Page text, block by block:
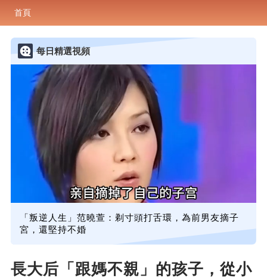
首頁
每日精選視頻
「叛逆人生」范曉萱：剃寸頭打舌環，為前男友摘子
宮，還堅持不婚
長大后「跟媽不親」的孩子，從小